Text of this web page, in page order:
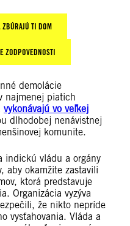
ZBÚRAJÚ TI DOM
ZODPOVEDNOSTI
demolácie
najmenej piatich
vykonávajú vo veľkej
dlhodobej nenávistnej
komunite.
indickú vládu a orgány
aby okamžite zastavili
ktorá predstavuje
Organizácia vyzýva
že nikto nepríde
vysťahovania. Vláda a